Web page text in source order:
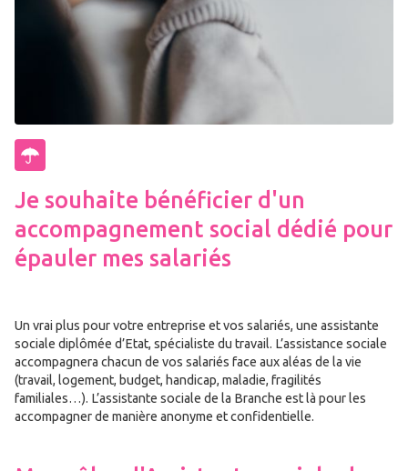
Je souhaite bénéficier d'un
accompagnement social dédié pour
épauler mes salariés
Un vrai plus pour votre entreprise et vos salariés, une assistante
sociale diplômée d’Etat, spécialiste du travail. L’assistance sociale
accompagnera chacun de vos salariés face aux aléas de la vie
(travail, logement, budget, handicap, maladie, fragilités
familiales…). L’assistante sociale de la Branche est là pour les
accompagner de manière anonyme et confidentielle.